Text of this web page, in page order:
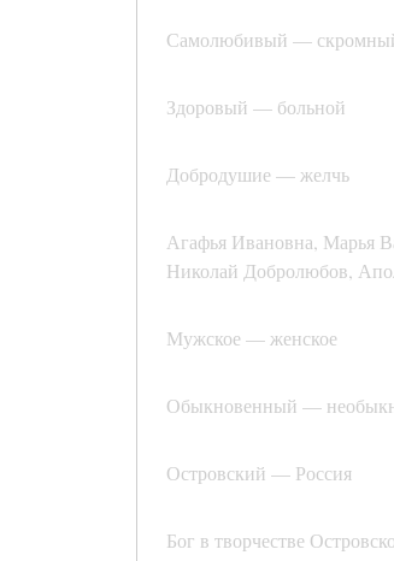
Самолюбивый —
Здоровый — больной
Добродушие — желчь
Агафья Ивановна, Марья
Николай Добролюбов,
Мужское — женское
Обыкновенный —
Островский — Россия
Бог в творчестве